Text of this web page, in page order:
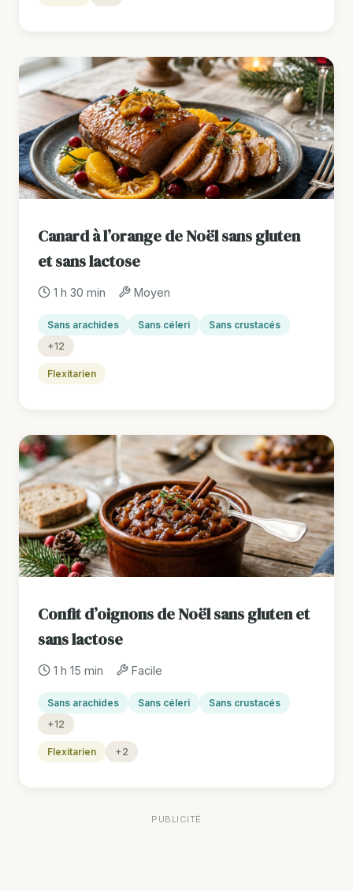
Canard à l’orange de Noël sans gluten
et sans lactose
1 h 30 min Moyen
Sans arachides Sans céleri
Sans crustacés
+12
Flexitarien
Confit d’oignons de Noël sans gluten et
sans lactose
1 h 15 min Facile
Sans arachides Sans céleri
Sans crustacés
+12
Flexitarien +2
PUBLICITÉ